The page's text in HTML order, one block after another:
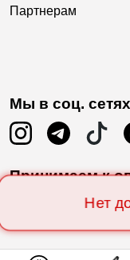
Нет
Партнерам
Мы в соц. сетях
Принимаем к